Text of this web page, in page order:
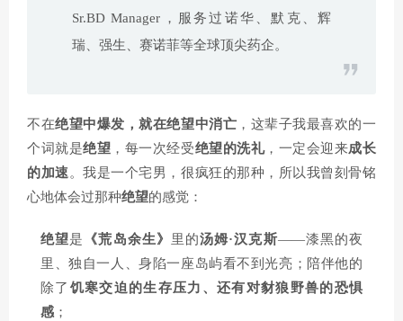
Sr.BD Manager，服务过诺华、默克、辉
瑞、强生、赛诺菲等全球顶尖药企。
不在绝望中爆发，就在绝望中消亡 ，这辈子我最喜欢的一
个词就是绝望 ，每一次经受绝望的洗礼，一定会迎来成长
的加速 。我是一个宅男，很疯狂的那种，所以我曾刻骨铭
心地体会过那种绝望的感觉：
绝望是 《荒岛余生》 里的汤姆·汉克斯——漆黑的夜
里、独自一人、身陷一座岛屿看不到光亮；陪伴他的
除了 饥寒交迫的生存压力、还有对豺狼野兽的恐惧
感 ；